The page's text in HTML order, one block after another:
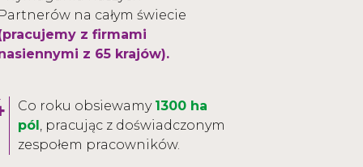
na całym świecie
z firmami
z 65 krajów).
Co roku obsiewamy 1300 ha
pól , pracując z doświadczonym
zespołem pracowników.